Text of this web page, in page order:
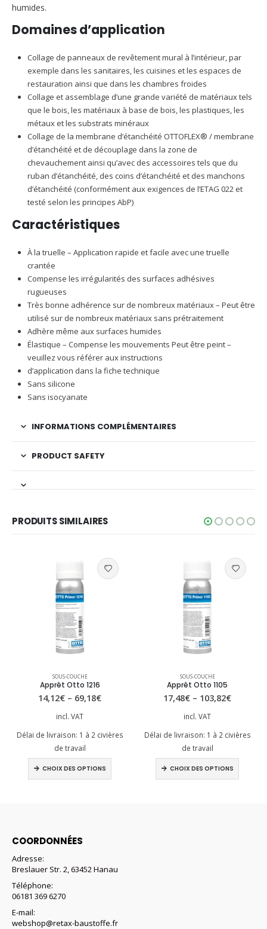
humides.
Domaines d’application
Collage de panneaux de revêtement mural à l’intérieur, par
exemple dans les sanitaires, les cuisines et les espaces de
restauration ainsi que dans les chambres froides
Collage et assemblage d’une grande variété de matériaux tels
que le bois, les matériaux à base de bois, les plastiques, les
métaux et les substrats minéraux
Collage de la membrane d’étanchéité OTTOFLEX® / membrane
d’étanchéité et de découplage dans la zone de
chevauchement ainsi qu’avec des accessoires tels que du
ruban d’étanchéité, des coins d’étanchéité et des manchons
d’étanchéité (conformément aux exigences de l’ETAG 022 et
testé selon les principes AbP)
Caractéristiques
À la truelle – Application rapide et facile avec une truelle
crantée
Compense les irrégularités des surfaces adhésives
rugueuses
Très bonne adhérence sur de nombreux matériaux – Peut être
utilisé sur de nombreux matériaux sans prétraitement
Adhère même aux surfaces humides
Élastique – Compense les mouvements Peut être peint –
veuillez vous référer aux instructions
d’application dans la fiche technique
Sans silicone
Sans isocyanate
INFORMATIONS COMPLÉMENTAIRES
PRODUCT SAFETY
PRODUITS SIMILAIRES
SOUS-COUCHE
Apprêt Otto 1216
14,12€ – 69,18€
incl. VAT
Délai de livraison: 1 à 2 civières
de travail
CHOIX DES OPTIONS
Ce produit a plusieurs variations. Les options peuvent être choisies sur la page du produit
SOUS-COUCHE
Apprêt Otto 1105
17,48€ – 103,82€
incl. VAT
Délai de livraison: 1 à 2 civières
de travail
CHOIX DES OPTIONS
Ce produit a plusieurs variations. Les options peuvent être choisies sur la page du produit
COORDONNÉES
Adresse:
Breslauer Str. 2, 63452 Hanau
Téléphone:
06181 369 6270
E-mail:
webshop@retax-baustoffe.fr